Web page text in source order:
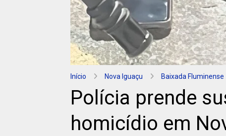
Início Nova Iguaçu Baixada Fluminense
Polícia prende
homicídio em